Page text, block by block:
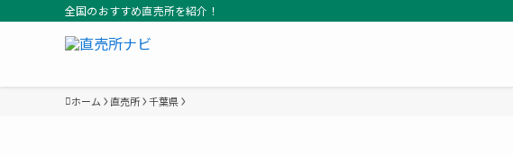
全国のおすすめ直売所を紹介！
ホーム 直売所 千葉県